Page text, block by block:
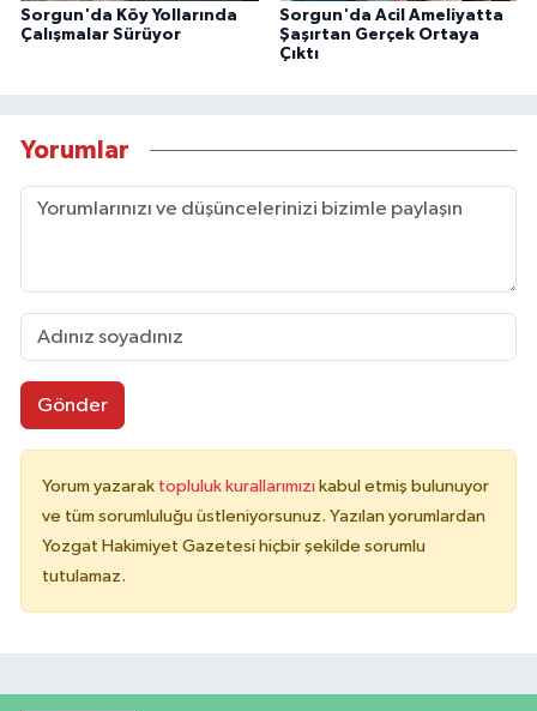
Sorgun'da Köy Yollarında
Çalışmalar Sürüyor
Sorgun'da Acil Ameliyatta
Şaşırtan Gerçek Ortaya
Çıktı
Yorumlar
Gönder
Yorum yazarak topluluk kurallarımızı kabul etmiş bulunuyor
ve tüm sorumluluğu üstleniyorsunuz. Yazılan yorumlardan
Yozgat Hakimiyet Gazetesi hiçbir şekilde sorumlu
tutulamaz.